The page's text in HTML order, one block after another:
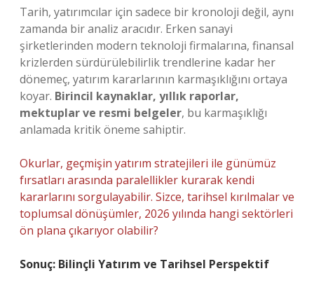
Tarih, yatırımcılar için sadece bir kronoloji değil, aynı
zamanda bir analiz aracıdır. Erken sanayi
şirketlerinden modern teknoloji firmalarına, finansal
krizlerden sürdürülebilirlik trendlerine kadar her
dönemeç, yatırım kararlarının karmaşıklığını ortaya
koyar. Birincil kaynaklar, yıllık raporlar,
mektuplar ve resmi belgeler, bu karmaşıklığı
anlamada kritik öneme sahiptir.
Okurlar, geçmişin yatırım stratejileri ile günümüz
fırsatları arasında paralellikler kurarak kendi
kararlarını sorgulayabilir. Sizce, tarihsel kırılmalar ve
toplumsal dönüşümler, 2026 yılında hangi sektörleri
ön plana çıkarıyor olabilir?
Sonuç: Bilinçli Yatırım ve Tarihsel Perspektif